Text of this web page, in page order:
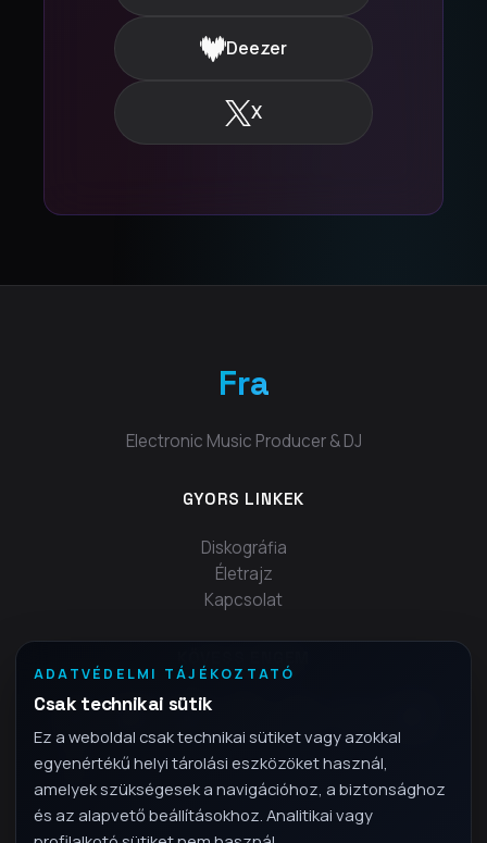
Deezer
X
Fra
Electronic Music Producer & DJ
GYORS LINKEK
Diskográfia
Életrajz
Kapcsolat
ADATVÉDELMI TÁJÉKOZTATÓ
Csak technikai sütik
Ez a weboldal csak technikai sütiket vagy azokkal
egyenértékű helyi tárolási eszközöket használ,
amelyek szükségesek a navigációhoz, a biztonsághoz
és az alapvető beállításokhoz. Analitikai vagy